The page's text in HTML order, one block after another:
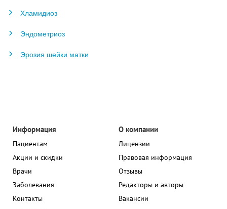
Хламидиоз
Эндометриоз
Эрозия шейки матки
Информация
Пациентам
Акции и скидки
Врачи
Заболевания
Контакты
О компании
Лицензии
Правовая информация
Отзывы
Редакторы и авторы
Вакансии